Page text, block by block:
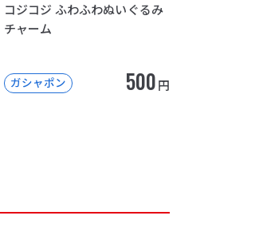
コジコジ ふわふわぬいぐるみ
チャーム
ガシャポン 500円